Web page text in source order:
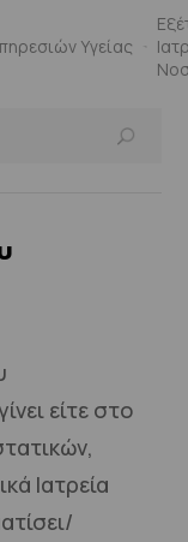
Υγείας
είτε στο
Ιατρεία